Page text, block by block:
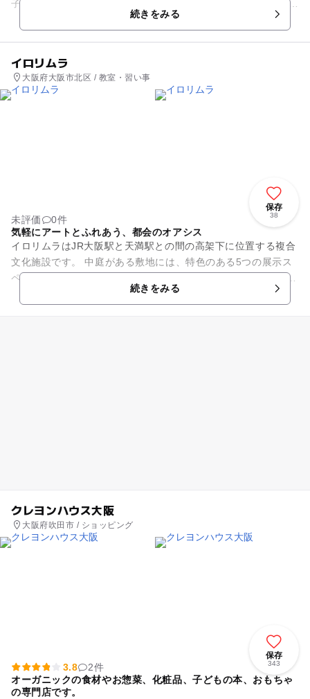
子供向けの本が充実しており、CDやDVDなどの貸し出しも行な
っています。また、「中...続きをみる
イロリムラ
大阪府大阪市北区 / 教室・習い事
保存
38
未評価
0件
気軽にアートとふれあう、都会のオアシス
イロリムラはJR大阪駅と天満駅との間の高架下に位置する複合
文化施設です。 中庭がある敷地には、特色のある5つの展示ス
ペースとプチホール、大・小の音楽練習室があります。 展示ス
続きをみる
クレヨンハウス大阪
大阪府吹田市 / ショッピング
保存
343
3.8
2件
オーガニックの食材やお惣菜、化粧品、子どもの本、おもちゃ
の専門店です。